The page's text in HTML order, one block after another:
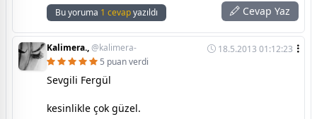
Bu yoruma 1 cevapyazıldı Cevap Yaz
Kalimera.,@kalimera-
18.5.2013 01:12:23
5 puan verdi
Sevgili Fergül
kesinlikle çok güzel.